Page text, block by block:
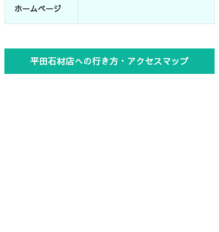
ホームページ
平田石材店への行き方・アクセスマップ